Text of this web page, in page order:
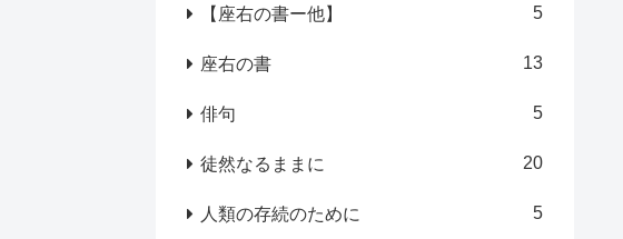
【座右の書ー他】 5
座右の書 13
俳句 5
徒然なるままに 20
人類の存続のために 5